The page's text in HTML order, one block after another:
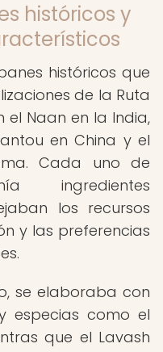
históricos y
históricos que
de la Ruta
el Naan en la India,
en China y el
Cada uno de
ingredientes
los recursos
y las preferencias
se elaboraba con
especias como el
que el Lavash